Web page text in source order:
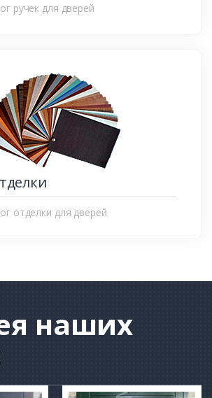
ручек для дверей
отделки для дверей
наших